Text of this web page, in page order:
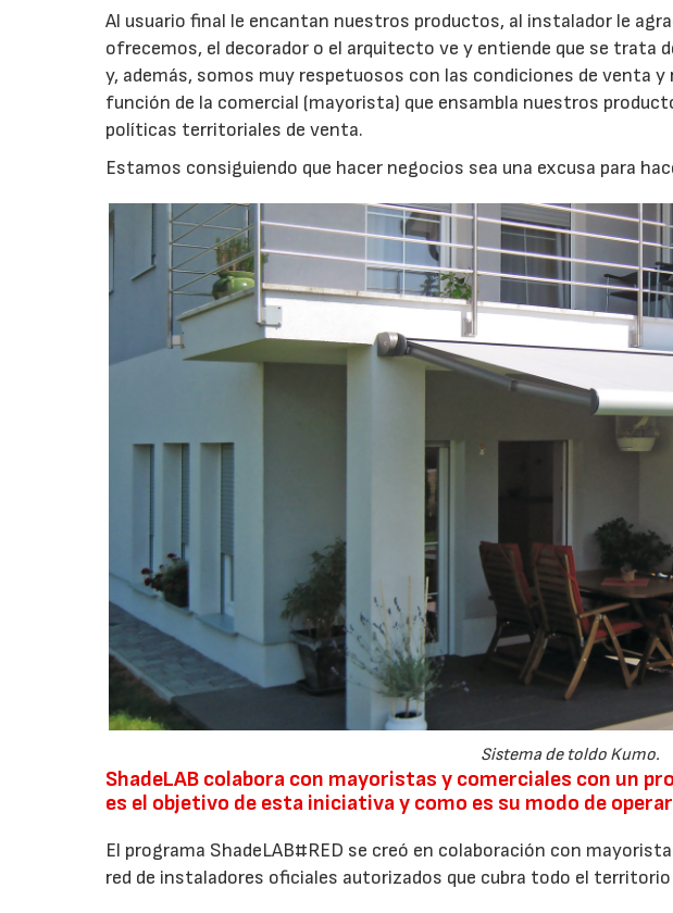
Al usuario final le encantan nuestros productos, al instalador le
ofrecemos, el decorador o el arquitecto ve y entiende que se trata
y, además, somos muy respetuosos con las condiciones de venta
función de la comercial (mayorista) que ensambla nuestros
políticas territoriales de venta.
Estamos consiguiendo que hacer negocios sea una excusa para
Sistema de toldo Kumo.
ShadeLAB colabora con mayoristas y comerciales con un
es el objetivo de esta iniciativa y como es su modo de
El programa ShadeLAB#RED se creó en colaboración con
red de instaladores oficiales autorizados que cubra todo el